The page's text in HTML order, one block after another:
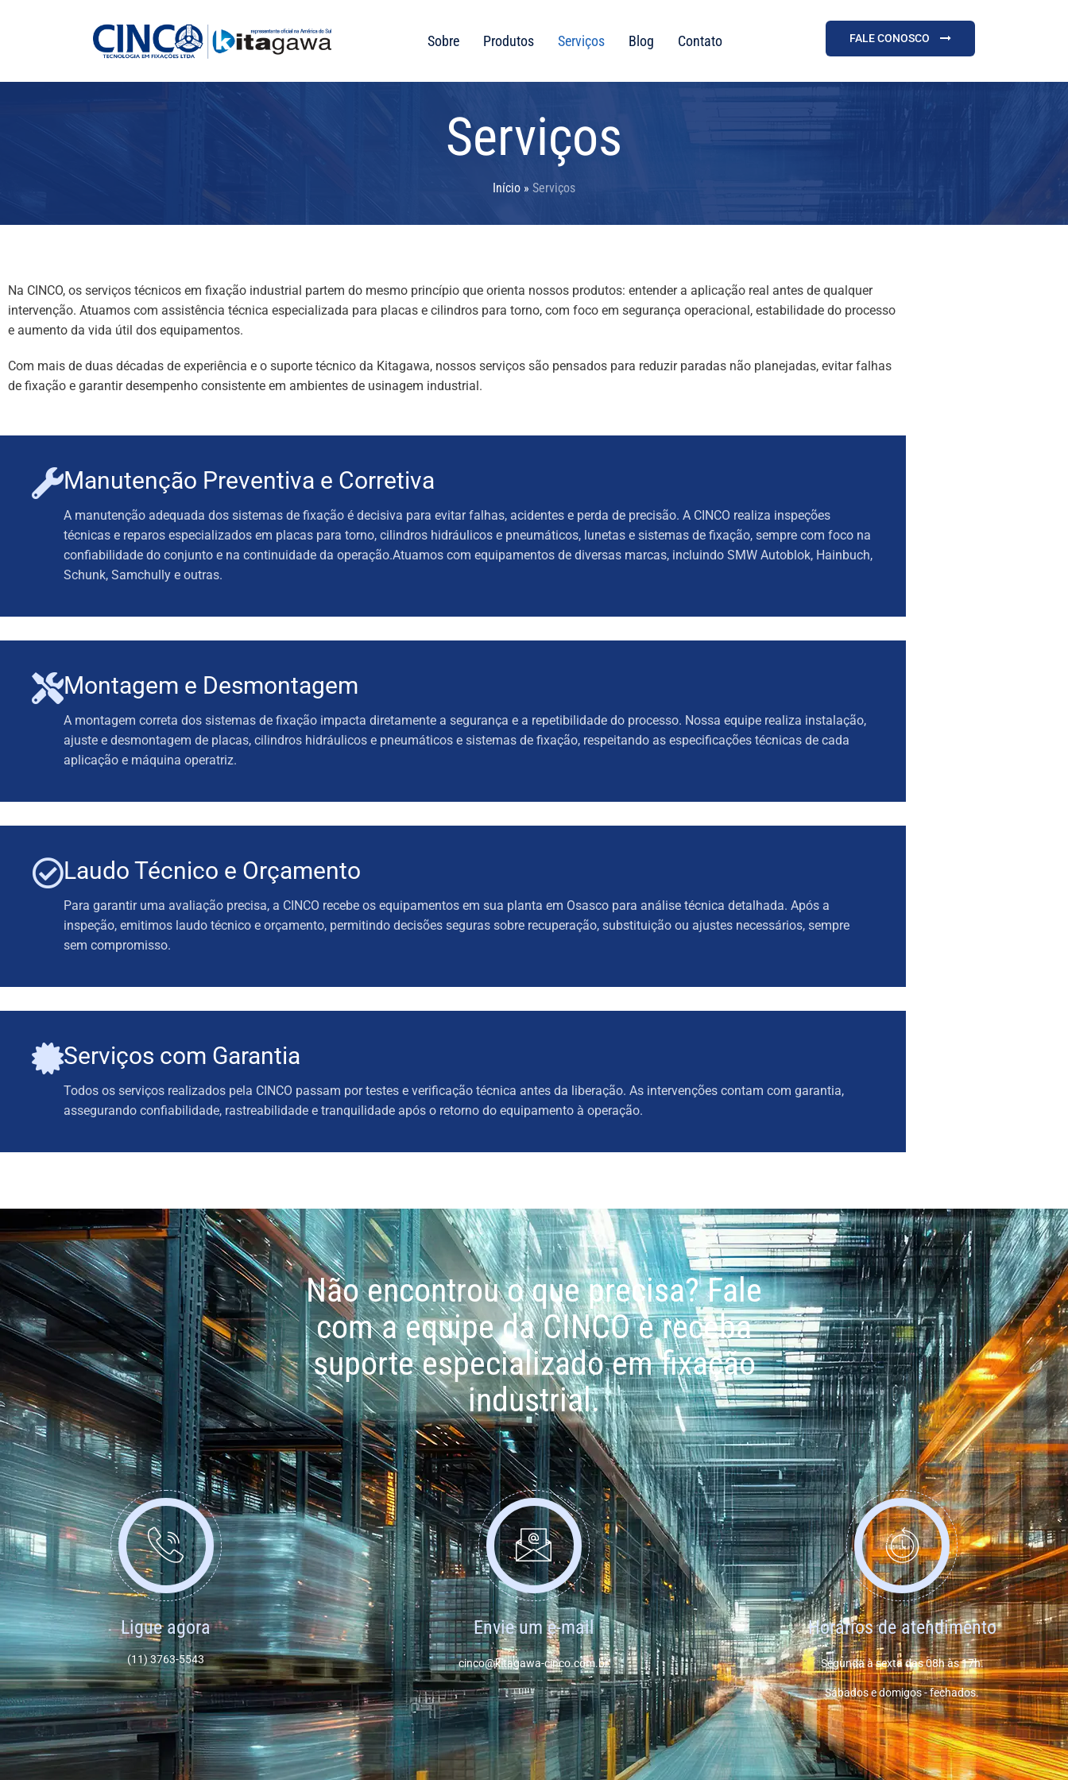
FALE CONOSCO
Sobre Produtos Serviços Blog Contato
Serviços
Início » Serviços
Na CINCO, os serviços técnicos em fixação industrial partem do mesmo princípio que orienta nossos produtos: entender a aplicação real antes de qualquer
intervenção. Atuamos com assistência técnica especializada para placas e cilindros para torno, com foco em segurança operacional, estabilidade do processo
e aumento da vida útil dos equipamentos.
Com mais de duas décadas de experiência e o suporte técnico da Kitagawa, nossos serviços são pensados para reduzir paradas não planejadas, evitar falhas
de fixação e garantir desempenho consistente em ambientes de usinagem industrial.
Manutenção Preventiva e Corretiva
A manutenção adequada dos sistemas de fixação é decisiva para evitar falhas, acidentes e perda de precisão. A CINCO realiza inspeções
técnicas e reparos especializados em placas para torno, cilindros hidráulicos e pneumáticos, lunetas e sistemas de fixação, sempre com foco na
confiabilidade do conjunto e na continuidade da operação.Atuamos com equipamentos de diversas marcas, incluindo SMW Autoblok, Hainbuch,
Schunk, Samchully e outras.
Montagem e Desmontagem
A montagem correta dos sistemas de fixação impacta diretamente a segurança e a repetibilidade do processo. Nossa equipe realiza instalação,
ajuste e desmontagem de placas, cilindros hidráulicos e pneumáticos e sistemas de fixação, respeitando as especificações técnicas de cada
aplicação e máquina operatriz.
Laudo Técnico e Orçamento
Para garantir uma avaliação precisa, a CINCO recebe os equipamentos em sua planta em Osasco para análise técnica detalhada. Após a
inspeção, emitimos laudo técnico e orçamento, permitindo decisões seguras sobre recuperação, substituição ou ajustes necessários, sempre
sem compromisso.
Serviços com Garantia
Todos os serviços realizados pela CINCO passam por testes e verificação técnica antes da liberação. As intervenções contam com garantia,
assegurando confiabilidade, rastreabilidade e tranquilidade após o retorno do equipamento à operação.
Não encontrou o que precisa? Fale
com a equipe da CINCO e receba
suporte especializado em fixação
industrial.
Ligue agora
(11) 3763-5543
Envie um e-mail
cinco@kitagawa-cinco.com.br
Horários de atendimento
Segunda à sexta das 08h às 17h.
Sábados e domigos - fechados.